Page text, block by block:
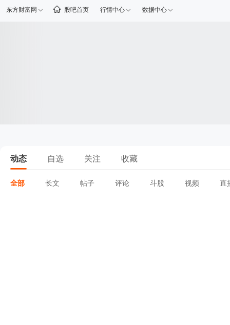
东方财富网 股吧首页 行情中心 数据中心
动态 自选 关注 收藏
全部 长文 帖子 评论 斗股 视频 直